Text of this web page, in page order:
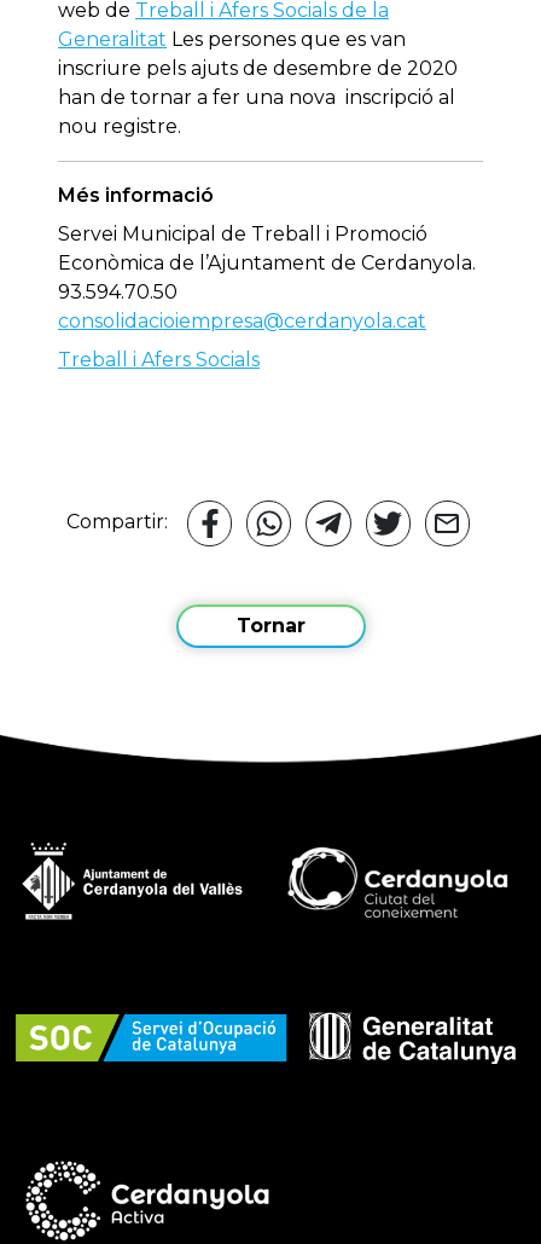
web de Treball i Afers Socials de la
Generalitat Les persones que es van
inscriure pels ajuts de desembre de 2020
han de tornar a fer una nova inscripció al
nou registre.
Més informació
Servei Municipal de Treball i Promoció
Econòmica de l’Ajuntament de Cerdanyola.
93.594.70.50
consolidacioiempresa@cerdanyola.cat
Treball i Afers Socials
Compartir:
Tornar